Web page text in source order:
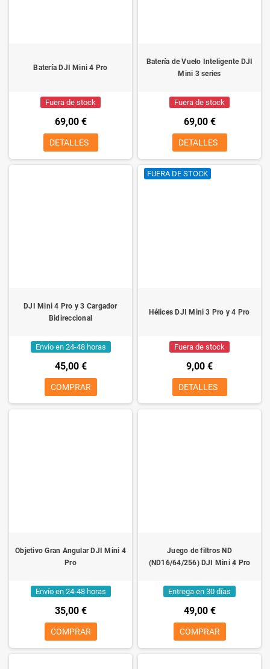
Batería DJI Mini 4 Pro
Fuera de stock
69,00 €
DETALLES
Batería de Vuelo Inteligente DJI
Mini 3 series
Fuera de stock
69,00 €
DETALLES
DJI Mini 4 Pro y 3 Cargador
Bidireccional
Envío en 24-48 horas
45,00 €
COMPRAR
FUERA DE STOCK
Hélices DJI Mini 3 Pro y 4 Pro
Fuera de stock
9,00 €
DETALLES
Objetivo Gran Angular DJI Mini 4
Pro
Envío en 24-48 horas
35,00 €
COMPRAR
Juego de filtros ND
(ND16/64/256) DJI Mini 4 Pro
Entrega en 30 días
49,00 €
COMPRAR